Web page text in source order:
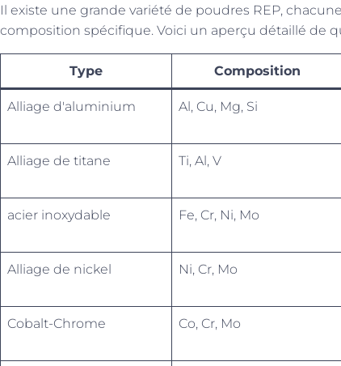
Il existe une grande variété de poudres REP,
composition spécifique. Voici un aperçu détaillé de
Type Composition
Alliage d'aluminium Al, Cu, Mg, Si
Alliage de titane Ti, Al, V
acier inoxydable Fe, Cr, Ni, Mo
Alliage de nickel Ni, Cr, Mo
Cobalt-Chrome Co, Cr, Mo